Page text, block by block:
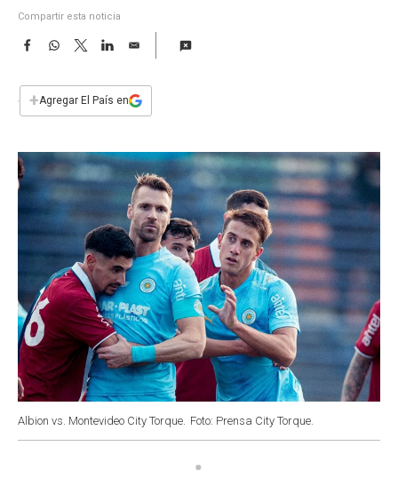
Compartir esta noticia
F
e
b
W
s
p
T
w
t
L
n
E
i
l
+Agregar El País en
Albion vs. Montevideo City Torque. Foto: Prensa City Torque.